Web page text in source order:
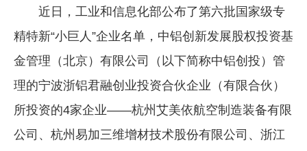
党建工作
企业文化
《资源再生》杂志
行情报价
近日，工业和信息化部公布了第六批国家级专
精特新“小巨人”企业名单，中铝创新发展股权投资基
金管理（北京）有限公司（以下简称中铝创投）管
理的宁波浙铝君融创业投资合伙企业（有限合伙）
所投资的4家企业——杭州艾美依航空制造装备有限
公司、杭州易加三维增材技术股份有限公司、浙江